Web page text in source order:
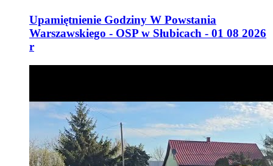
Upamiętnienie Godziny W Powstania
Warszawskiego - OSP w Słubicach - 01 08 2026
r